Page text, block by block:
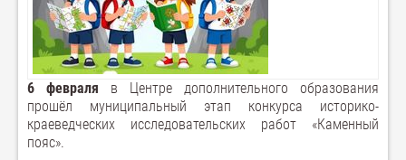
6 февраля в Центре дополнительного образования
прошёл муниципальный этап конкурса историко-
краеведческих исследовательских работ «Каменный
пояс».